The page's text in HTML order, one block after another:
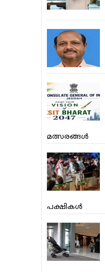
മത്സരങ്ങള്‍
പക്ഷികള്‍